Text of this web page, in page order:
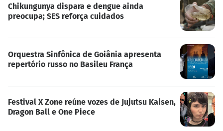
Chikungunya dispara e dengue ainda
preocupa; SES reforça cuidados
Orquestra Sinfônica de Goiânia apresenta
repertório russo no Basileu França
Festival X Zone reúne vozes de Jujutsu Kaisen,
Dragon Ball e One Piece